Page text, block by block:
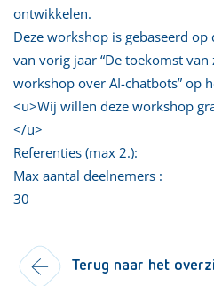
ontwikkelen.
Deze workshop is gebaseerd
van vorig jaar “De toekomst
workshop over AI-chatbots” op
<u>Wij willen deze workshop
</u>
Referenties (max 2.):
Max aantal deelnemers :
30
Terug naar het